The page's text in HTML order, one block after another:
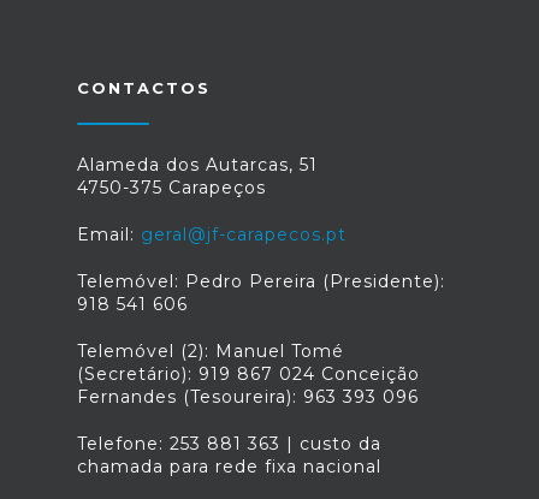
sessões fazem parte de uma iniciativa
cidadãos, promovendo o acesso a
estar social.A CSIF Vale do Tamel e a
Rede Social de Barcelos reforçam o
nas próximas sessões, que continuarão
público.Para mais informações, os
interessados podem contactar a
próximas iniciativas através dos canais
oficiais do Município de Barcelos e da
Rede Social de Barcelos.
CONTACTOS
Alameda dos Autarcas, 51
4750-375 Carapeços
Email: geral@jf-carapecos.pt
Telemóvel: Pedro Pereira (Presidente):
918 541 606
Telemóvel (2): Manuel Tomé
(Secretário): 919 867 024 Conceição
Fernandes (Tesoureira): 963 393 096
Telefone: 253 881 363 | custo da
chamada para rede fixa nacional